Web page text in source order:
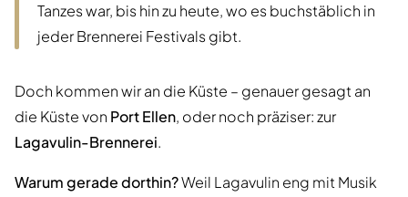
Tanzes war, bis hin zu heute, wo es buchstäblich in
jeder Brennerei Festivals gibt.
Doch kommen wir an die Küste – genauer gesagt an
die Küste von Port Ellen, oder noch präziser: zur
Lagavulin-Brennerei.
Warum gerade dorthin?Weil Lagavulin eng mit Musik